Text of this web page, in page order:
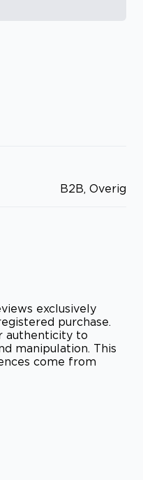
B2B, Overig
exclusively
purchase.
authenticity to
manipulation. This
come from